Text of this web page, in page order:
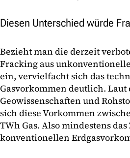
Diesen Unterschied würde
Bezieht man die derzeit
Fracking aus
ein, vervielfacht sich das
Gasvorkommen deutlich.
Geowissenschaften und
sich diese Vorkommen
TWh Gas. Also mindestens
konventionellen